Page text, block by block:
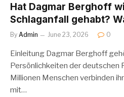
Hat Dagmar Berghoff
Schlaganfall gehabt?
By Admin June 23, 2026 0
Einleitung Dagmar Berghoff
Persönlichkeiten der deutschen
Millionen Menschen verbinden
mit…